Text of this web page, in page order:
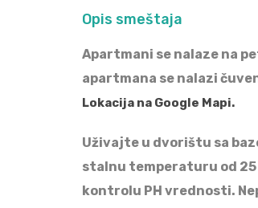
Opis smeštaja
Apartmani se nalaze na
apartmana se nalazi
Lokacija na Google Mapi.
Uživajte u dvorištu sa
stalnu temperaturu od
kontrolu PH vrednosti.